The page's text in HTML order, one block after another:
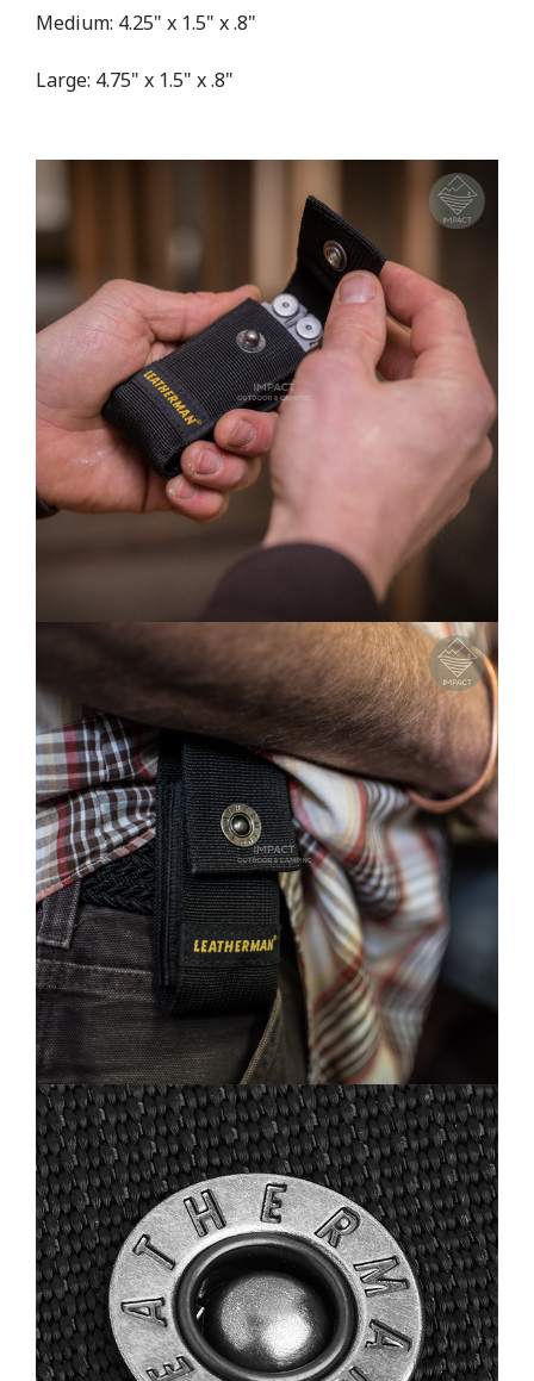
Medium: 4.25" x 1.5" x .8"
Large: 4.75" x 1.5" x .8"